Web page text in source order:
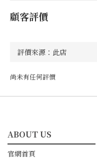
顧客評價
尚未有任何評價
ABOUT US
━━━━━━━━━━━
官網首頁